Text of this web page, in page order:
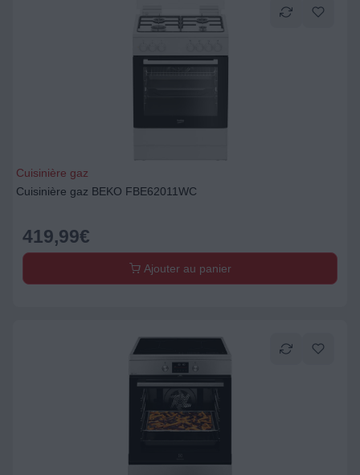
Cuisinière gaz
Cuisinière gaz BEKO FBE62011WC
419,99€
Ajouter au panier